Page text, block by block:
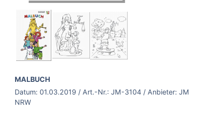
BROSCHÜRE:
MALBUCH
Datum: 01.03.2019 / Art.-Nr.: JM-3104 / Anbieter: JM
NRW